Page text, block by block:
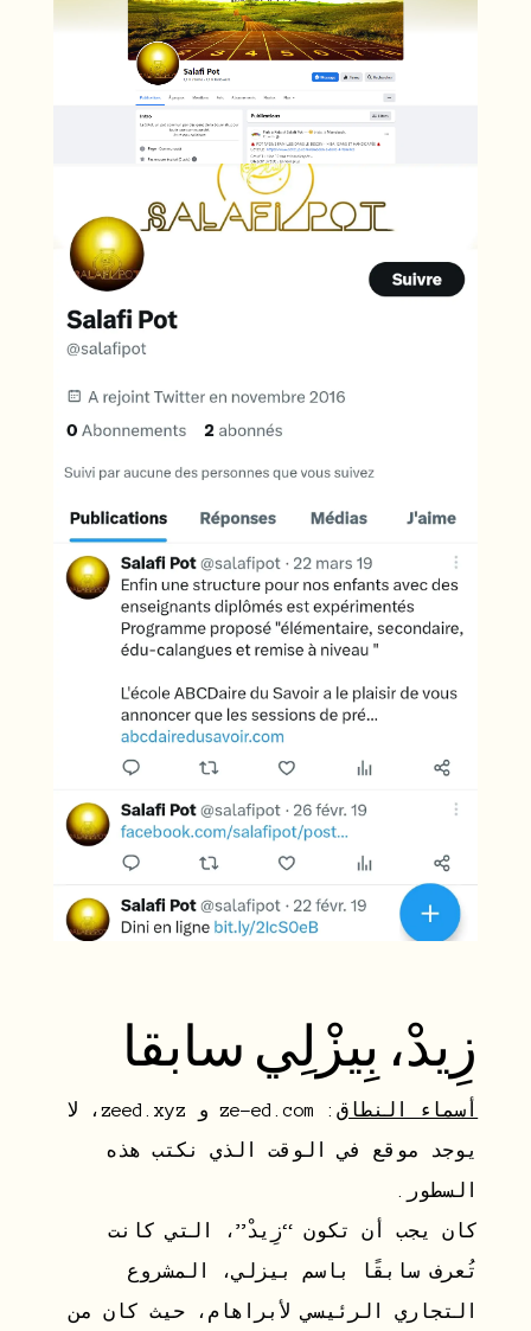
زِيدْ، بِيزْلِي سابقا
أسماء النطاق
: ze-ed.com و zeed.xyz، لا
يوجد موقع في الوقت الذي نكتب هذه
السطور.
كان يجب أن تكون “زِيدْ”، التي كانت
تُعرف سابقًا باسم بيزلي، المشروع
التجاري الرئيسي لأبراهام، حيث كان من